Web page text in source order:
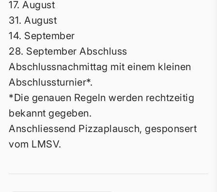
17. August
31. August
14. September
28. September Abschluss
Abschlussnachmittag mit einem kleinen
Abschlussturnier*.
*Die genauen Regeln werden rechtzeitig
bekannt gegeben.
Anschliessend Pizzaplausch, gesponsert
vom LMSV.